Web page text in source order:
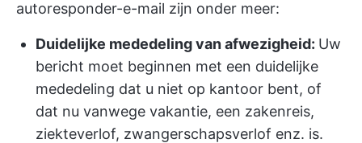
autoresponder-e-mail zijn onder meer:
Duidelijke mededeling van afwezigheid: Uw
bericht moet beginnen met een duidelijke
mededeling dat u niet op kantoor bent, of
dat nu vanwege vakantie, een zakenreis,
ziekteverlof, zwangerschapsverlof enz. is.